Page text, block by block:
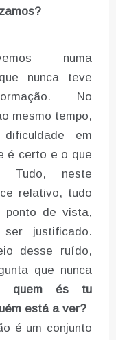
numa
nunca teve
No
mesmo tempo,
em
é certo e o que
Tudo, neste
relativo, tudo
ponto de vista,
justificado.
desse ruído,
que nunca
quem és tu
está a ver?
é um conjunto